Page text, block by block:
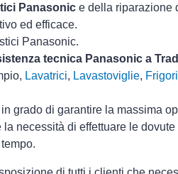
Panasonic e della riparazione
ed efficace.
Panasonic.
tecnica Panasonic a
Lavatrici, Lavastoviglie,
grado di garantire la massima
necessità di effettuare le